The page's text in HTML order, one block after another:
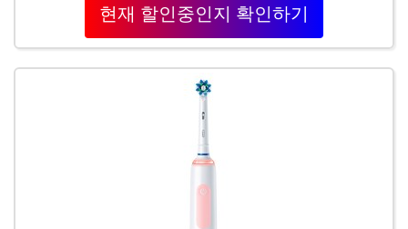
현재 할인중인지 확인하기